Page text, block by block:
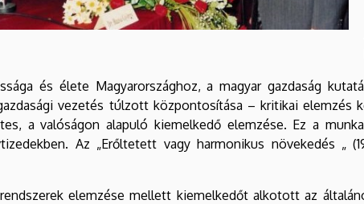
és élete Magyarországhoz, a magyar gazdaság
vezetés túlzott központosítása – kritikai elemzés
a valóságon alapuló kiemelkedő elemzése. Ez a
Az „Erőltetett vagy harmonikus növekedés „
elemzése mellett kiemelkedőt alkotott az